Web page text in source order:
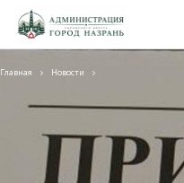
Главная Новости